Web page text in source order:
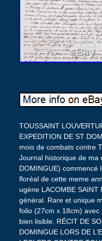
TOUSSAINT
EXPEDITION DE ST
mois de combats contre
Journal historique de ma
DOMINGUE) commencé
floréal de cette meme
ugène LACOMBE SAINT
général. Rare et unique
folio (27cm x 18cm)
bien lisible. RÉCIT DE
DOMINGUE LORS DE